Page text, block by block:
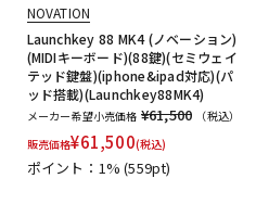
NOVATION
Launchkey 88 MK4 (ノベーション)
(MIDIキーボード)(88鍵)(セミウェイ
テッド鍵盤)(iphone&ipad対応)(パ
ッド搭載)(Launchkey88MK4)
メーカー希望小売価格 ¥61,500
（税込）
販売価格¥61,500(税込)
ポイント：1%(559pt)